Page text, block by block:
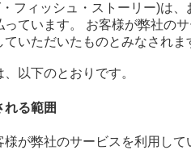
フィッシュ・ストーリー)は
ています。 お客様が弊社の
いただいたものとみなされま
以下のとおりです。
れる範囲
が弊社のサービスを利用して